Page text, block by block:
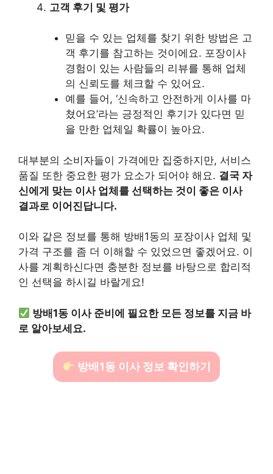
고객 후기 및 평가
믿을 수 있는 업체를 찾기 위한 방법은 고
객 후기를 참고하는 것이에요. 포장이사
경험이 있는 사람들의 리뷰를 통해 업체
의 신뢰도를 체크할 수 있어요.
예를 들어, ‘신속하고 안전하게 이사를 마
쳤어요’라는 긍정적인 후기가 있다면 믿
을 만한 업체일 확률이 높아요.
대부분의 소비자들이 가격에만 집중하지만, 서비스
품질 또한 중요한 평가 요소가 되어야 해요. 결국 자
신에게 맞는 이사 업체를 선택하는 것이 좋은 이사
결과로 이어진답니다.
이와 같은 정보를 통해 방배1동의 포장이사 업체 및
가격 구조를 좀 더 이해할 수 있었으면 좋겠어요. 이
사를 계획하신다면 충분한 정보를 바탕으로 합리적
인 선택을 하시길 바랄게요!
방배1동 이사 준비에 필요한 모든 정보를 지금 바
로 알아보세요.
방배1동 이사 정보 확인하기